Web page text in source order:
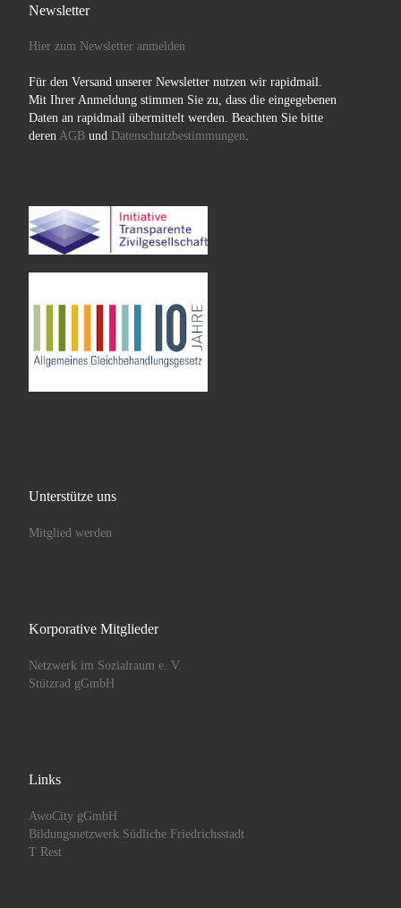
Newsletter
Hier zum Newsletter anmelden
Für den Versand unserer Newsletter nutzen wir rapidmail.
Mit Ihrer Anmeldung stimmen Sie zu, dass die eingegebenen
Daten an rapidmail übermittelt werden. Beachten Sie bitte
deren AGBund Datenschutzbestimmungen.
Unterstütze uns
Mitglied werden
Korporative Mitglieder
Netzwerk im Sozialraum e. V.
Stützrad gGmbH
Links
AwoCity gGmbH
Bildungsnetzwerk Südliche Friedrichsstadt
T Rest